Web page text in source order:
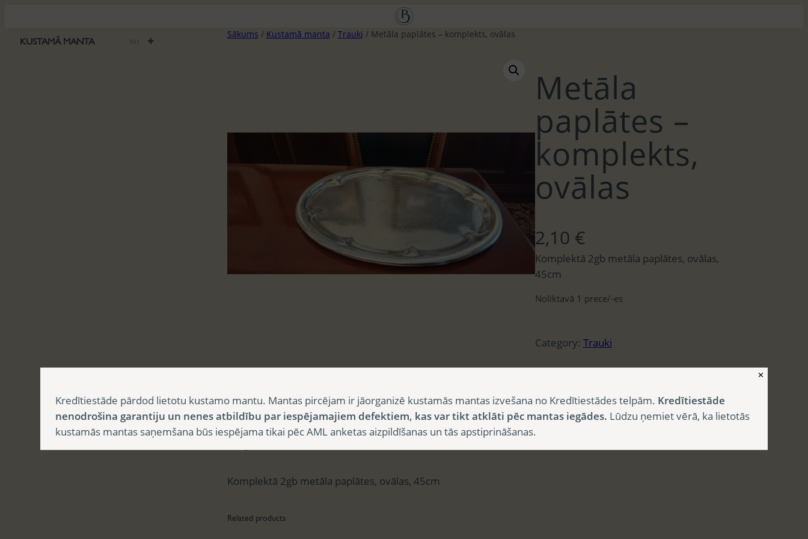
saturu
+
KUSTAMĀ MANTA
Sākums / Kustamā manta / Trauki / Metāla paplātes – komplekts, ovālas
Metāla
paplātes –
komplekts,
ovālas
2,10 €
Komplektā 2gb metāla paplātes, ovālas,
45cm
Noliktavā 1 prece/-es
Category: Trauki
Apraksts
Komplektā 2gb metāla paplātes, ovālas, 45cm
Related products
✕
Kredītiestāde pārdod lietotu kustamo mantu. Mantas pircējam ir jāorganizē kustamās mantas izvešana no Kredītiestādes telpām. Kredītiestāde
nenodrošina garantiju un nenes atbildību par iespējamajiem defektiem, kas var tikt atklāti pēc mantas iegādes. Lūdzu ņemiet vērā, ka lietotās
kustamās mantas saņemšana būs iespējama tikai pēc AML anketas aizpildīšanas un tās apstiprināšanas.